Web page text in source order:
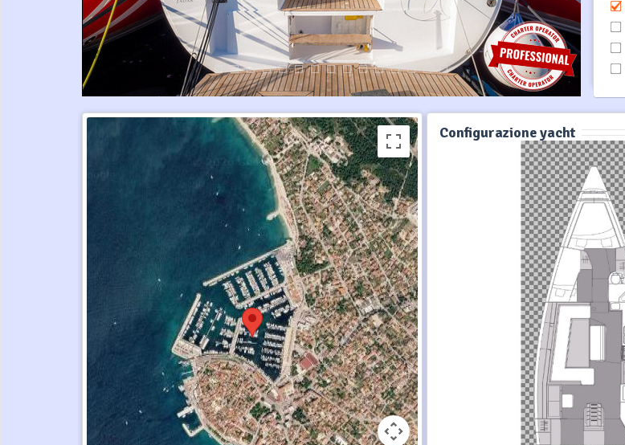
Configurazione yacht